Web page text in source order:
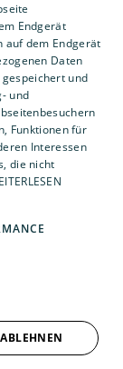
Endgerät
auf dem Endgerät
Daten
und
und
Funktionen für
Interessen
die nicht